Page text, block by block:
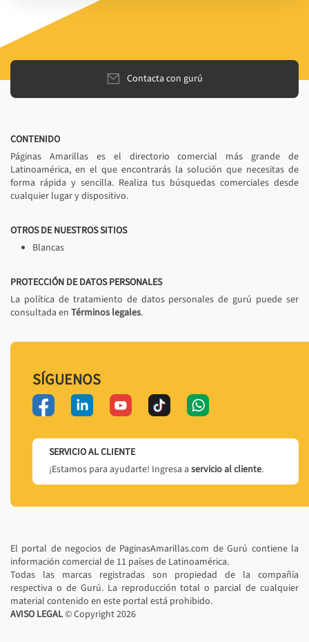
Contacta con gurú
CONTENIDO
Páginas Amarillas es el directorio comercial más grande de
Latinoamérica, en el que encontrarás la solución que necesitas de
forma rápida y sencilla. Realiza tus búsquedas comerciales desde
cualquier lugar y dispositivo.
OTROS DE NUESTROS SITIOS
Blancas
PROTECCIÓN DE DATOS PERSONALES
La política de tratamiento de datos personales de gurú puede ser
consultada en Términos legales.
SÍGUENOS
SERVICIO AL CLIENTE
¡Estamos para ayudarte! Ingresa a servicio al cliente.
El portal de negocios de PaginasAmarillas.com de Gurú contiene la
información comercial de 11 países de Latinoamérica.
Todas las marcas registradas son propiedad de la compañía
respectiva o de Gurú. La reproducción total o parcial de cualquier
material contenido en este portal está prohibido.
AVISO LEGAL© Copyright2026